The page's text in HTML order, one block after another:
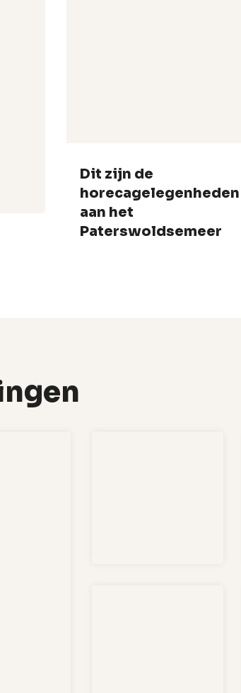
Dit zijn de
horecagelegenheden
aan het
Paterswoldsemeer